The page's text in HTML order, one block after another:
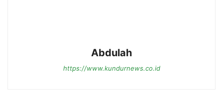
Abdulah
https://www.kundurnews.co.id